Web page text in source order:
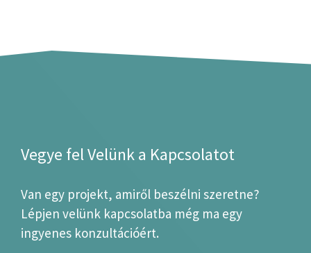
Vegye fel Velünk a Kapcsolatot
Van egy projekt, amiről beszélni szeretne?
Lépjen velünk kapcsolatba még ma egy
ingyenes konzultációért.